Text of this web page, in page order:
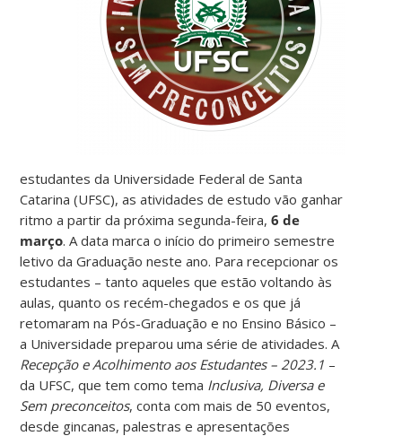
estudantes da Universidade Federal de Santa
Catarina (UFSC), as atividades de estudo vão ganhar
ritmo a partir da próxima segunda-feira,6 de
março. A data marca o início do primeiro semestre
letivo da Graduação neste ano. Para recepcionar os
estudantes – tanto aqueles que estão voltando às
aulas, quanto os recém-chegados e os que já
retomaram na Pós-Graduação e no Ensino Básico –
a Universidade preparou uma série de atividades. A
Recepção e Acolhimento aos Estudantes – 2023.1 –
da UFSC, que tem como tema Inclusiva, Diversa e
Sem preconceitos, conta com mais de 50 eventos,
desde gincanas, palestras e apresentações